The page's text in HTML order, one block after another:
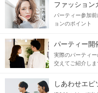
ファッション
パーティー参加
ョンのポイント
パーティー開
実際のパーティ
交えてご紹介しま
しあわせエピ